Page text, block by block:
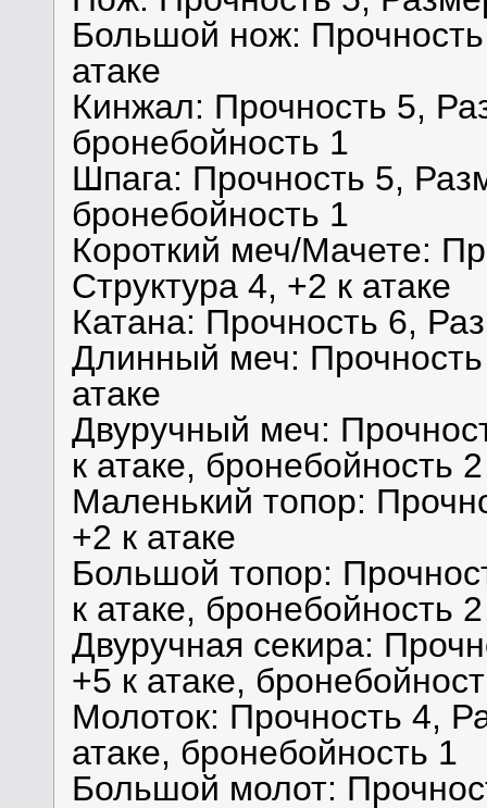
Большой нож:
атаке
Кинжал: Прочность 5,
бронебойность 1
Шпага: Прочность 5,
бронебойность 1
Короткий меч/Мачете:
Структура 4, +2 к атаке
Катана: Прочность 6,
Длинный меч:
атаке
Двуручный меч:
к атаке, бронебойность 2
Маленький топор:
+2 к атаке
Большой топор:
к атаке, бронебойность 2
Двуручная секира:
+5 к атаке,
Молоток: Прочность 4,
атаке, бронебойность 1
Большой молот: